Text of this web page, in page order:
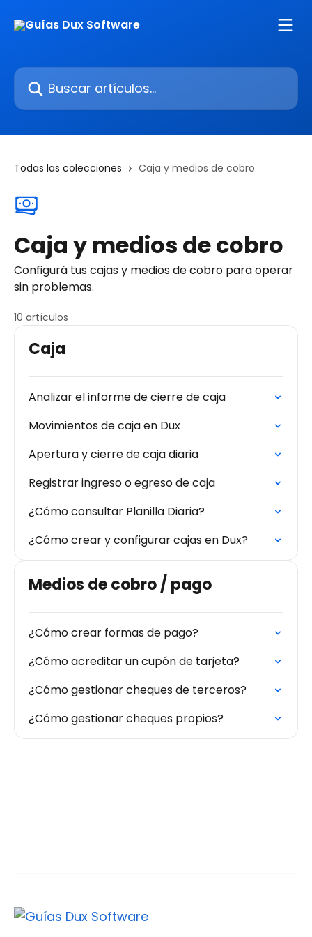
Buscar artículos...
Todas las colecciones Caja y medios de cobro
Caja y medios de cobro
Configurá tus cajas y medios de cobro para operar
sin problemas.
10 artículos
Caja
Analizar el informe de cierre de caja
Movimientos de caja en Dux
Apertura y cierre de caja diaria
Registrar ingreso o egreso de caja
¿Cómo consultar Planilla Diaria?
¿Cómo crear y configurar cajas en Dux?
Medios de cobro / pago
¿Cómo crear formas de pago?
¿Cómo acreditar un cupón de tarjeta?
¿Cómo gestionar cheques de terceros?
¿Cómo gestionar cheques propios?